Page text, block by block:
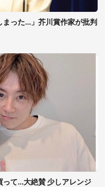
まった...」芥川賞作家が批判
て...大絶賛 少しアレンジ